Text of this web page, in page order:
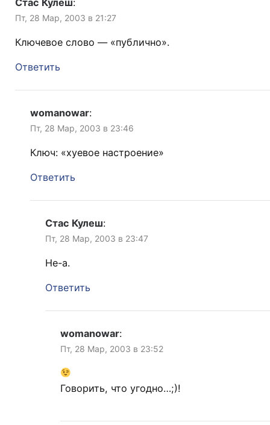
Пт, 28 Мар, 2003 в 21:27
Ключевое слово — «публично».
Ответить
womanowar:
Пт, 28 Мар, 2003 в 23:46
Ключ: «хуевое настроение»
Ответить
Стас Кулеш:
Пт, 28 Мар, 2003 в 23:47
Не-а.
Ответить
womanowar:
Пт, 28 Мар, 2003 в 23:52
Говорить, что угодно…;)!